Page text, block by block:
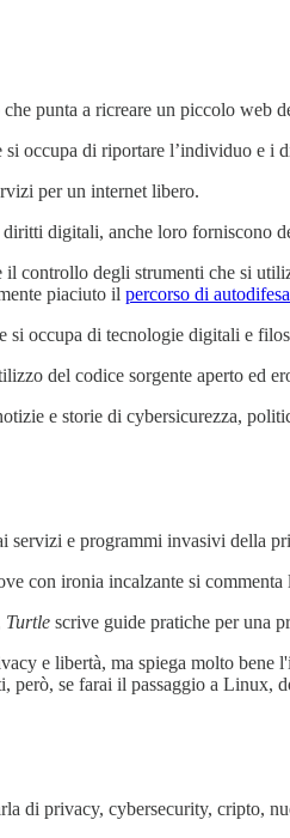
punta a ricreare un piccolo web
occupa di riportare l’individuo e i
per un internet libero.
digitali, anche loro forniscono
controllo degli strumenti che si
piaciuto il percorso di
si occupa di tecnologie digitali e
del codice sorgente aperto ed
e storie di cybersicurezza,
servizi e programmi invasivi della
con ironia incalzante si
Turtle scrive guide pratiche per una
e libertà, ma spiega molto
però, se farai il passaggio a Linux,
di privacy, cybersecurity, cripto,